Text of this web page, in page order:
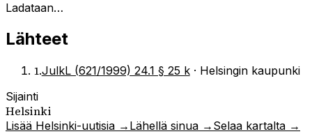
Ladataan…
Lähteet
1.JulkL (621/1999) 24.1 § 25 k· Helsingin kaupunki
Sijainti
Helsinki
Lisää Helsinki-uutisia → Lähellä sinua → Selaa kartalta →